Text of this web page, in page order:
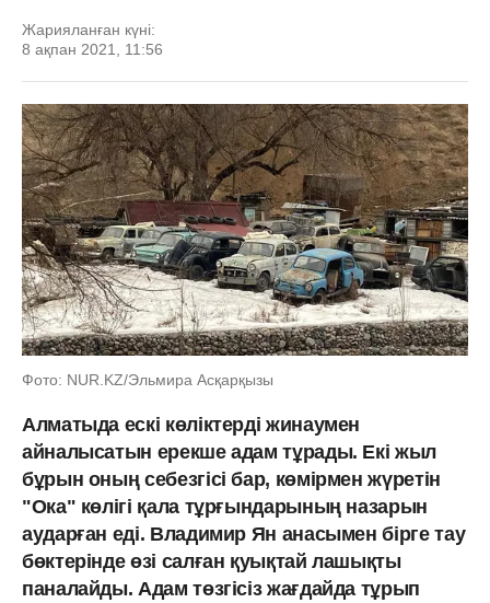
Жарияланған күні:
8 ақпан 2021, 11:56
Фото: NUR.KZ/Эльмира Асқарқызы
Алматыда ескі көліктерді жинаумен
айналысатын ерекше адам тұрады. Екі жыл
бұрын оның себезгісі бар, көмірмен жүретін
"Ока" көлігі қала тұрғындарының назарын
аударған еді. Владимир Ян анасымен бірге тау
бөктерінде өзі салған қуықтай лашықты
паналайды. Адам төзгісіз жағдайда тұрып